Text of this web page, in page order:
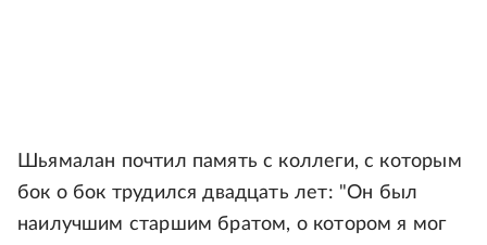
Шьямалан почтил память с коллеги, с которым
бок о бок трудился двадцать лет: "Он был
наилучшим старшим братом, о котором я мог